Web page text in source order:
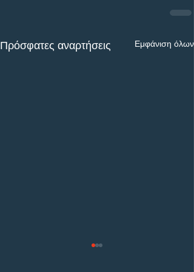
Πρόσφατες αναρτήσεις Εμφάνιση όλων